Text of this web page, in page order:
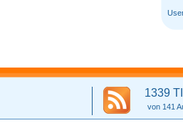
1339
von 141